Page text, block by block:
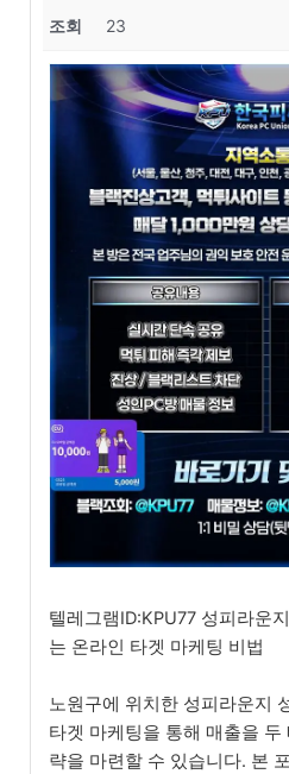
조회 23
텔레그램ID:KPU77 성피라운
는 온라인 타겟 마케팅 비법
노원구에 위치한 성피라운지
타겟 마케팅을 통해 매출을
략을 마련할 수 있습니다. 본